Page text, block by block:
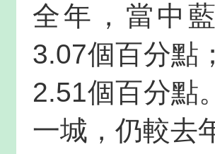
全年，當中
3.07個百分點
2.51個百分點
一城，仍較去